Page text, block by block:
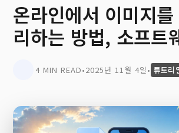
온라인에서 이미지
리하는 방법, 소프트
4 MIN READ•2025년 11월 4일 • 튜토리